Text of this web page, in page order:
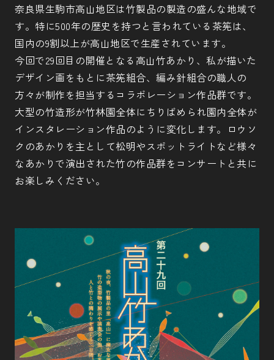
奈良県生駒市高山地区は竹製品の製造の盛んな地域で
す。特に500年の歴史を持つと言われている茶筅は、
国内の9割以上が高山地区で生産されています。
今回で29回目の開催となる高山竹あかり、私が描いた
デザイン画をもとに茶筅組合、編み針組合の職人の
方々が制作を担当するコラボレーション作品群です。
大型の竹造形が竹林園全体にちりばめられ園内全体が
インスタレーション作品のように変化します。ロウソ
クのあかりを主として松明やスポットライトなど様々
なあかりで演出された竹の作品群をコンサートと共に
お楽しみください。